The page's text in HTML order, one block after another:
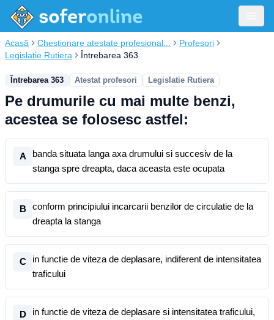
Acasă Chestionare atestate profesional...
Profesori
Legislatie Rutiera
Întrebarea 363
Întrebarea 363 Atestat profesori Legislatie Rutiera
Pe drumurile cu mai multe benzi,
acestea se folosesc astfel:
A
banda situata langa axa drumului si succesiv de la
stanga spre dreapta, daca aceasta este ocupata
B
conform principiului incarcarii benzilor de circulatie de la
dreapta la stanga
C
in functie de viteza de deplasare, indiferent de intensitatea
traficului
D
in functie de viteza de deplasare si intensitatea traficului,